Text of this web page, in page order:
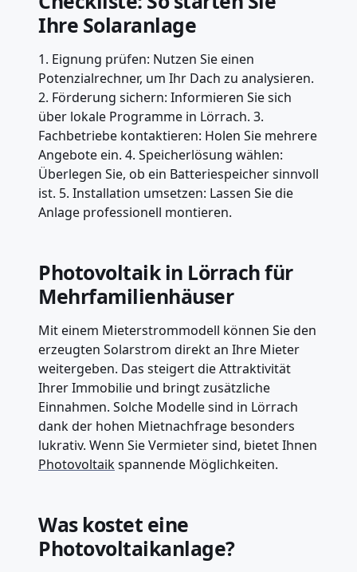
Ihre Solaranlage
1. Eignung prüfen: Nutzen Sie einen
Potenzialrechner, um Ihr Dach zu analysieren.
2. Förderung sichern: Informieren Sie sich
über lokale Programme in Lörrach. 3.
Fachbetriebe kontaktieren: Holen Sie mehrere
Angebote ein. 4. Speicherlösung wählen:
Überlegen Sie, ob ein Batteriespeicher sinnvoll
ist. 5. Installation umsetzen: Lassen Sie die
Anlage professionell montieren.
Photovoltaik in Lörrach für
Mehrfamilienhäuser
Mit einem Mieterstrommodell können Sie den
erzeugten Solarstrom direkt an Ihre Mieter
weitergeben. Das steigert die Attraktivität
Ihrer Immobilie und bringt zusätzliche
Einnahmen. Solche Modelle sind in Lörrach
dank der hohen Mietnachfrage besonders
lukrativ. Wenn Sie Vermieter sind, bietet Ihnen
Photovoltaikspannende Möglichkeiten.
Was kostet eine
Photovoltaikanlage?